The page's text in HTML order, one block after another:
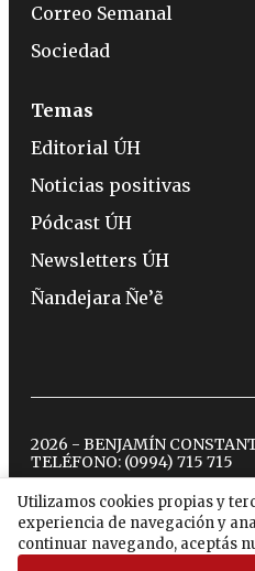
Utilizamos cookies propias y
experiencia de navegación y
continuar navegando, aceptás
Correo Semanal
Sociedad
Temas
Editorial ÚH
Noticias positivas
Pódcast ÚH
Newsletters ÚH
Ñandejara Ñe’ẽ
2026 - BENJAMÍN
TELÉFONO: (0994) 715 715
twitterinstagram
facebook